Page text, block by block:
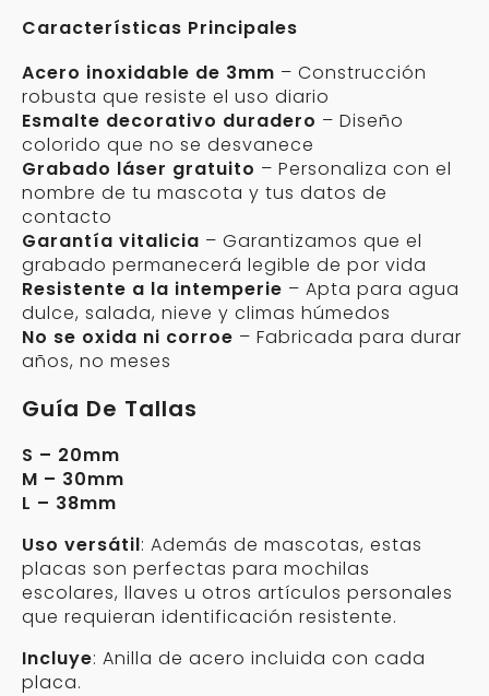
Características Principales
Acero inoxidable de 3mm – Construcción
robusta que resiste el uso diario
Esmalte decorativo duradero – Diseño
colorido que no se desvanece
Grabado láser gratuito – Personaliza con el
nombre de tu mascota y tus datos de
contacto
Garantía vitalicia – Garantizamos que el
grabado permanecerá legible de por vida
Resistente a la intemperie – Apta para agua
dulce, salada, nieve y climas húmedos
No se oxida ni corroe – Fabricada para durar
años, no meses
Guía De Tallas
S – 20mm
M – 30mm
L – 38mm
Uso versátil: Además de mascotas, estas
placas son perfectas para mochilas
escolares, llaves u otros artículos personales
que requieran identificación resistente.
Incluye: Anilla de acero incluida con cada
placa.